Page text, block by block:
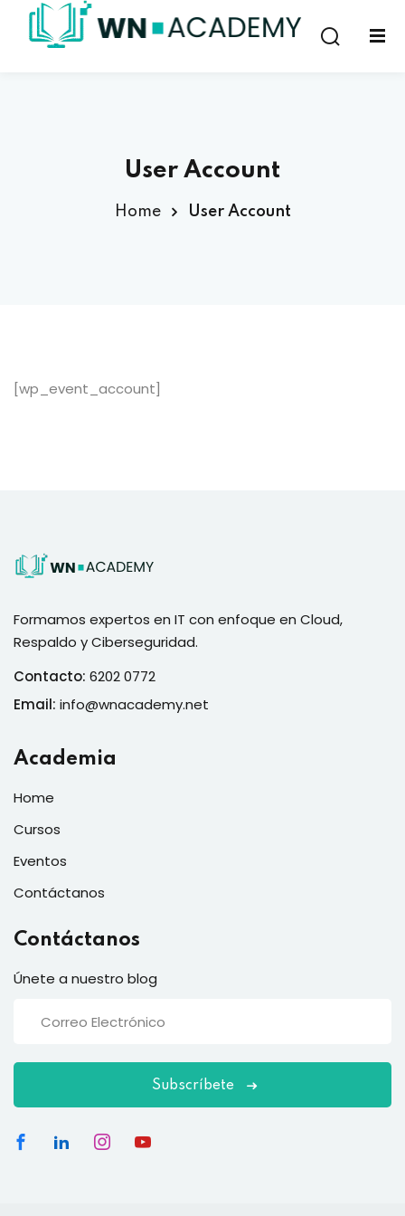
User Account
Home User Account
[wp_event_account]
Formamos expertos en IT con enfoque en Cloud,
Respaldo y Ciberseguridad.
Contacto: 6202 0772
Email: info@wnacademy.net
Academia
Home
Cursos
Eventos
Contáctanos
Contáctanos
Únete a nuestro blog
Subscríbete